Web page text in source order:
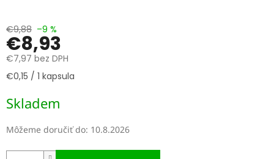
€9,88 –9 %
€8,93
€7,97 bez DPH
Jednotková
€0,15 / 1 kapsula
Skladem
Môžeme doručiť do: 10.8.2026